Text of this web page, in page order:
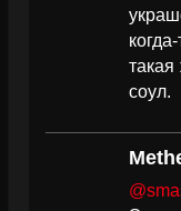
такая
соул.